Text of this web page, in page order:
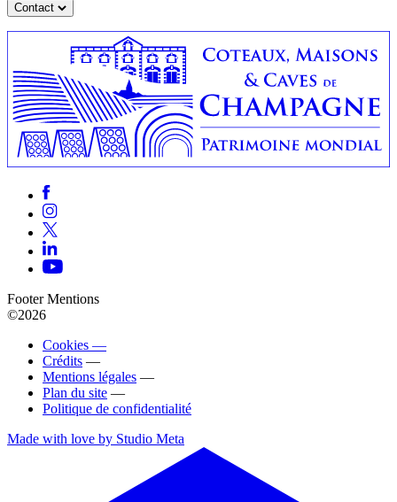
Contact
Footer Mentions
©2026
Cookies —
Crédits —
Mentions légales —
Plan du site —
Politique de confidentialité
Made with love by Studio Meta